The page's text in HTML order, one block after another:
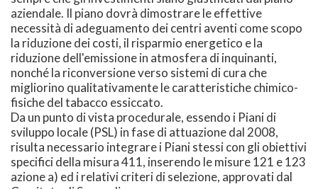
aziendale. Il piano dovrà dimostrare le effettive
necessità di adeguamento dei centri aventi come scopo
la riduzione dei costi, il risparmio energetico e la
riduzione dell'emissione in atmosfera di inquinanti,
nonché la riconversione verso sistemi di cura che
migliorino qualitativamente le caratteristiche chimico-
fisiche del tabacco essiccato.
Da un punto di vista procedurale, essendo i Piani di
sviluppo locale (PSL) in fase di attuazione dal 2008,
risulta necessario integrare i Piani stessi con gli obiettivi
specifici della misura 411, inserendo le misure 121 e 123
azione a) ed i relativi criteri di selezione, approvati dal